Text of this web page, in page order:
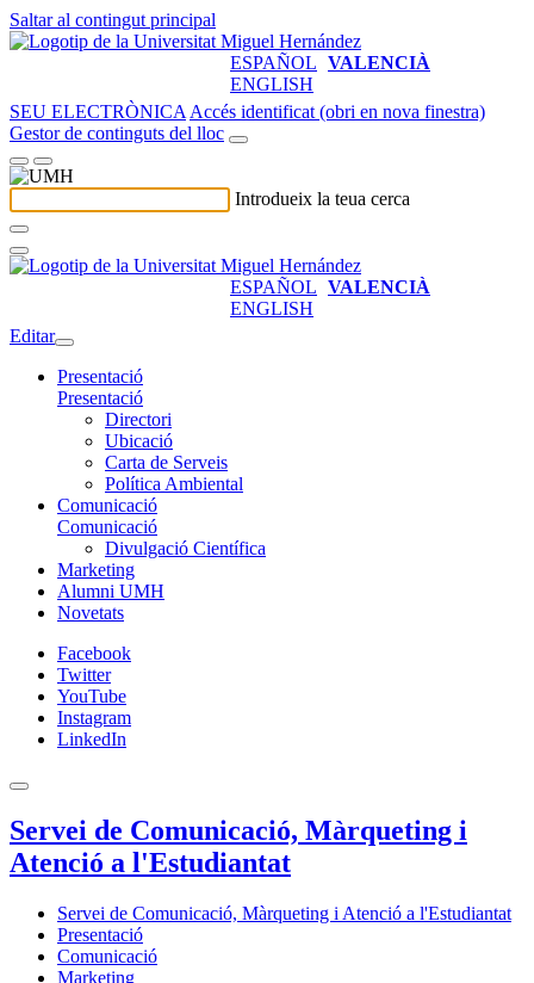
Saltar al contingut principal
ESPAÑOL VALENCIÀ
ENGLISH
SEU ELECTRÒNICA Accés identificat (obri en nova finestra)
Gestor de continguts del lloc
Introdueix la teua cerca
ESPAÑOL VALENCIÀ
ENGLISH
Editar
Presentació
Presentació
Directori
Ubicació
Carta de Serveis
Política Ambiental
Comunicació
Comunicació
Divulgació Científica
Marketing
Alumni UMH
Novetats
Facebook
Twitter
YouTube
Instagram
LinkedIn
Servei de Comunicació, Màrqueting i
Atenció a l'Estudiantat
Servei de Comunicació, Màrqueting i Atenció a l'Estudiantat
Presentació
Comunicació
Marketing